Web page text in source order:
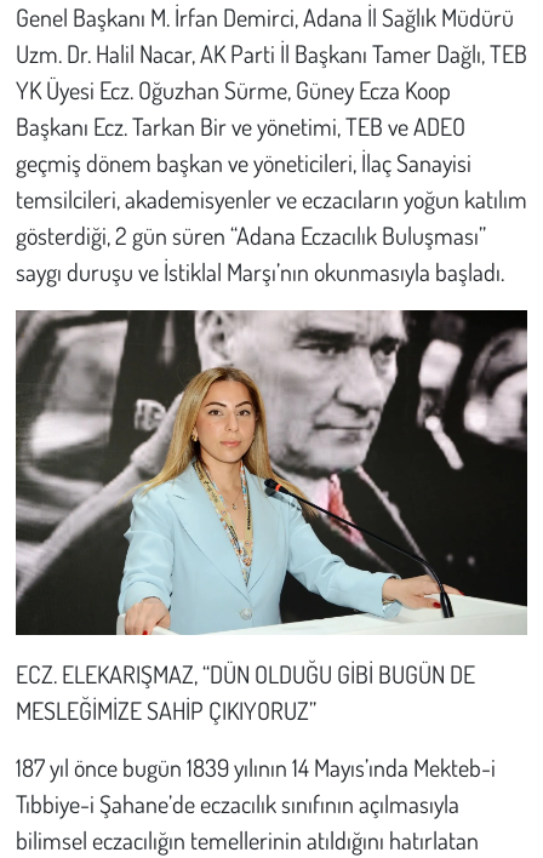
Genel Başkanı M. İrfan Demirci, Adana İl Sağlık Müdürü
Uzm. Dr. Halil Nacar, AK Parti İl Başkanı Tamer Dağlı, TEB
YK Üyesi Ecz. Oğuzhan Sürme, Güney Ecza Koop
Başkanı Ecz. Tarkan Bir ve yönetimi, TEB ve ADEO
geçmiş dönem başkan ve yöneticileri, İlaç Sanayisi
temsilcileri, akademisyenler ve eczacıların yoğun katılım
gösterdiği, 2 gün süren “Adana Eczacılık Buluşması”
saygı duruşu ve İstiklal Marşı’nın okunmasıyla başladı.
ECZ. ELEKARIŞMAZ, “DÜN OLDUĞU GİBİ BUGÜN DE
MESLEĞİMİZE SAHİP ÇIKIYORUZ”
187 yıl önce bugün 1839 yılının 14 Mayıs’ında Mekteb-i
Tıbbiye-i Şahane’de eczacılık sınıfının açılmasıyla
bilimsel eczacılığın temellerinin atıldığını hatırlatan
Vefat İlanları
Tarih
Hukuk
Tarım
Son Dakika
Kent
Eğlence